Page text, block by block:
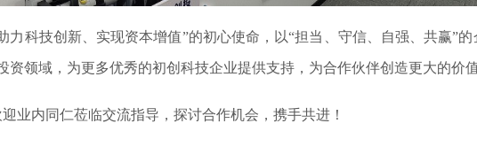
力科技创新、实现资本增值”的初心使命，以“担当、守信、自强、共赢”
资领域，为更多优秀的初创科技企业提供支持，为合作伙伴创造更大的价值
业内同仁莅临交流指导，探讨合作机会，携手共进！